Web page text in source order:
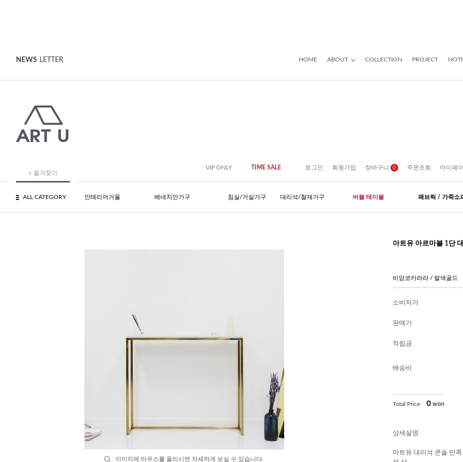
NEWS LETTER HOME ABOUT COLLECTION PROJECT
+ 즐겨찾기
VIP ONLY TIME SALE 로그인 회원가입 장바구니 0 주문조회 마이페
ALL CATEGORY 인테리어거울 베네치안가구 침실/거실가구 대리석/철재가구 버블 테이블 패브릭 / 가죽소
이미지에 마우스를 올리시면 자세하게 보실 수 있습니다.
아트유 아르마블 1단
비앙코카라라 / 발색골드
소비자가
판매가
적립금
배송비
Total Price 0 won
상세설명
아트유 대리석 콘솔 만